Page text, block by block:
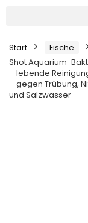
Start Fische
Shot Aquarium-
– lebende
– gegen Trübung,
und Salzwasser